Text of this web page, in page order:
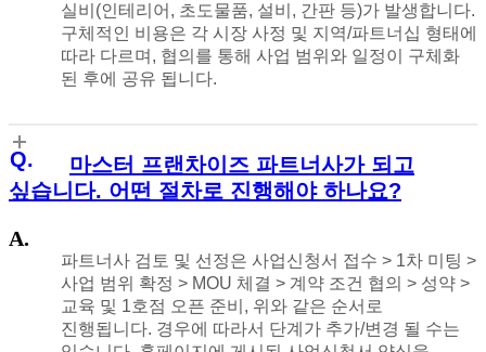
실비(인테리어, 초도물품, 설비, 간판 등)가 발생합니다.
구체적인 비용은 각 시장 사정 및 지역/파트너십 형태에
따라 다르며, 협의를 통해 사업 범위와 일정이 구체화
된 후에 공유 됩니다.
마스터 프랜차이즈 파트너사가 되고
싶습니다. 어떤 절차로 진행해야 하나요?
파트너사 검토 및 선정은 사업신청서 접수 > 1차 미팅 >
사업 범위 확정 > MOU 체결 > 계약 조건 협의 > 성약 >
교육 및 1호점 오픈 준비, 위와 같은 순서로
진행됩니다. 경우에 따라서 단계가 추가/변경 될 수는